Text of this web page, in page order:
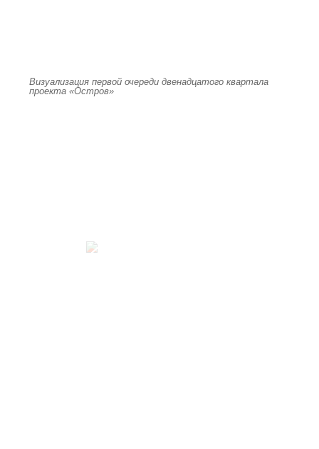
Визуализация первой очереди двенадцатого квартала
проекта «Остров»